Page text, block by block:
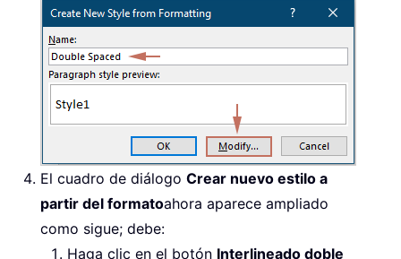
El cuadro de diálogo Crear nuevo estilo a
partir del formatoahora aparece ampliado
como sigue; debe:
Haga clic en el botón Interlineado doble